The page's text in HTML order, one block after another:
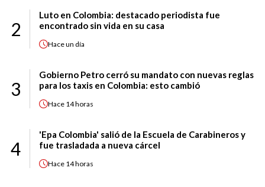
2
Luto en Colombia: destacado periodista fue
encontrado sin vida en su casa
Haceun día
3
Gobierno Petro cerró su mandato con nuevas reglas
para los taxis en Colombia: esto cambió
Hace 14 horas
4
'Epa Colombia' salió de la Escuela de Carabineros y
fue trasladada a nueva cárcel
Hace 14 horas